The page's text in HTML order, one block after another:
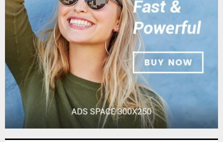
:
C